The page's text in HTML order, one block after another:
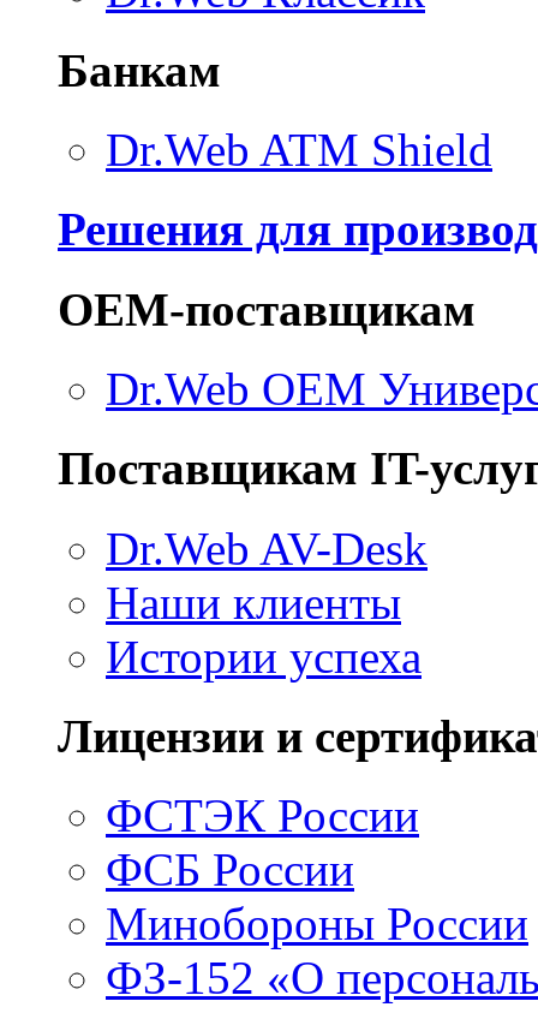
Банкам
Dr.Web ATM Shield
Решения для
ОЕМ-поставщикам
Dr.Web ОЕМ
Поставщикам IT-
Dr.Web AV-Desk
Наши клиенты
Истории успеха
Лицензии и
ФСТЭК России
ФСБ России
Минобороны России
ФЗ-152 «О